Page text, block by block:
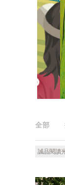
全部
誠品閱讀